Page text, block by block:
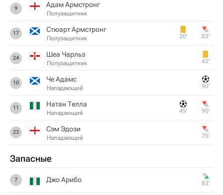
9 Адам Армстронг
Полузащитник
17 Стюарт Армстронг
Полузащитник 30‎’‎ 83‎’‎
24 Шеа Чарльз
Полузащитник 42‎’‎
10 Че Адамс
Нападающий 90‎’‎
11 Натан Телла
Нападающий 49‎’‎ 90‎’‎
23 Сэм Эдози
Нападающий 75‎’‎
Запасные
7 Джо Арибо 83‎’‎